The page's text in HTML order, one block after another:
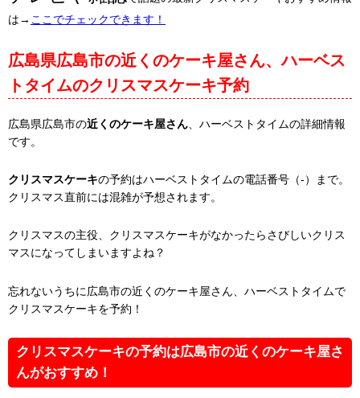
は→ ここでチェックできます！
広島県広島市の近くのケーキ屋さん、ハーベス
トタイムのクリスマスケーキ予約
広島県広島市の近くのケーキ屋さん 、ハーベストタイムの詳細情報
です。
クリスマスケーキの予約はハーベストタイムの電話番号（-）まで。
クリスマス直前には混雑が予想されます。
クリスマスの主役、クリスマスケーキがなかったらさびしいクリス
マスになってしまいますよね？
忘れないうちに広島市の近くのケーキ屋さん、ハーベストタイムで
クリスマスケーキを予約！
クリスマスケーキの予約は広島市の近くのケーキ屋さ
んがおすすめ！